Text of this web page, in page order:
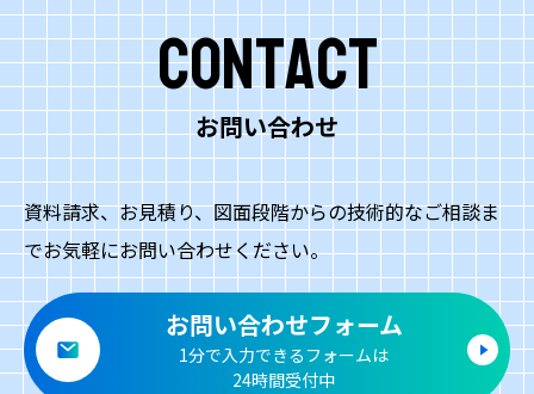
Contact
お問い合わせ
資料請求、お見積り、図面段階からの技術的なご相談ま
でお気軽にお問い合わせください。
お問い合わせフォーム
1分で入力できるフォームは
24時間受付中